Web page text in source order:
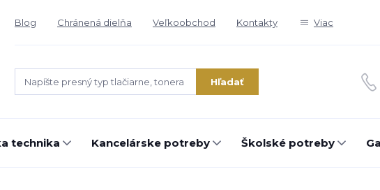
Blog Chránená dielňa Veľkoobchod Kontakty Viac
Hľadať
technika Kancelárske potreby Školské potreby